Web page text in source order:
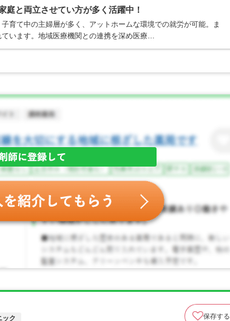
庭と両立させてい方が多く活躍中！
育て中の主婦層が多く、アットホームな環境での就労が可能。ま
います。地域医療機関との連携を深め医療…
ック 保存する